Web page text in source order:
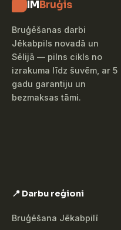
IMBruģis
Bruģēšanas darbi
Jēkabpils novadā un
Sēlijā — pilns cikls no
izrakuma līdz šuvēm, ar 5
gadu garantiju un
bezmaksas tāmi.
📍 Darbu reģioni
Bruģēšana Jēkabpilī